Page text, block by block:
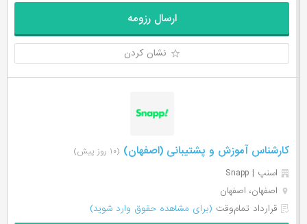
ارسال رزومه
نشان کردن
کارشناس آموزش و پشتیبانی (اصفهان) (۱۰ روز پیش)
اسنپ | Snapp
اصفهان، اصفهان
قرارداد تمام‌وقت (برای مشاهده حقوق وارد شوید)